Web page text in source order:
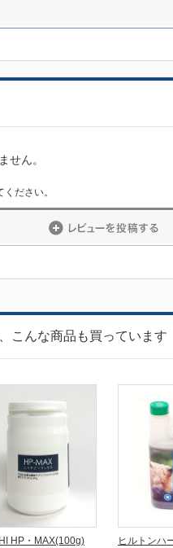
せん。
ください。
こんな商品も買っています
HP・MAX(100g)
ヒルトンハ